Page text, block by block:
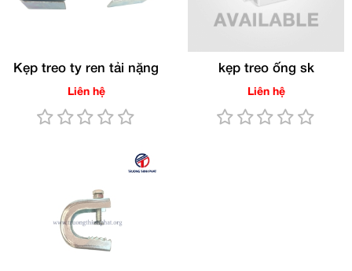
Kẹp treo ty ren tải nặng
Liên hệ
kẹp treo ống sk
Liên hệ